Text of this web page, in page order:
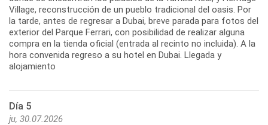
Village, reconstrucción de un pueblo tradicional del oasis. Por
la tarde, antes de regresar a Dubai, breve parada para fotos del
exterior del Parque Ferrari, con posibilidad de realizar alguna
compra en la tienda oficial (entrada al recinto no incluida). A la
hora convenida regreso a su hotel en Dubai. Llegada y
alojamiento
Día 5
ju, 30.07.2026